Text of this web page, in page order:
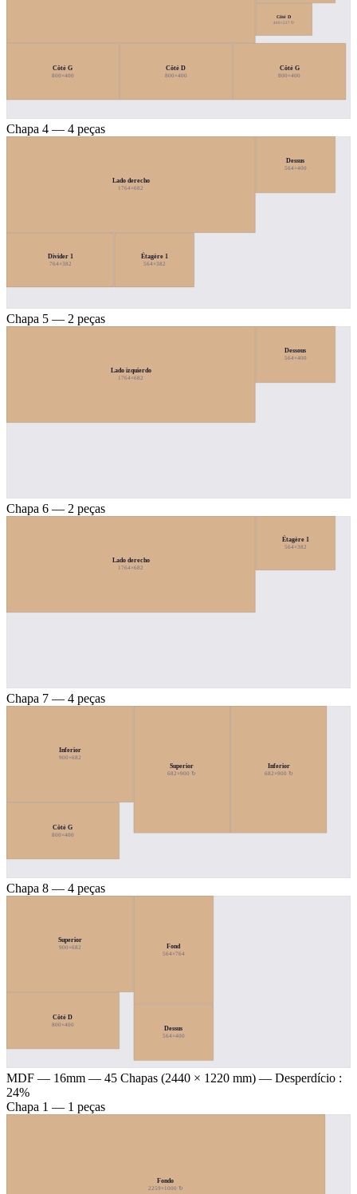
Côté G
800×400
Côté D
800×400
Côté G
800×400
Côté D
400×227 ↻
Chapa 4 — 4 peças
Lado derecho
1764×682
Divider 1
764×382
Dessus
564×400
Étagère 1
564×382
Chapa 5 — 2 peças
Lado izquierdo
1764×682
Dessous
564×400
Chapa 6 — 2 peças
Lado derecho
1764×682
Étagère 1
564×382
Chapa 7 — 4 peças
Inferior
900×682
Superior
682×900 ↻
Inferior
682×900 ↻
Côté G
800×400
Chapa 8 — 4 peças
Superior
900×682
Côté D
800×400
Fond
564×764
Dessus
564×400
MDF — 16mm — 45 Chapas (2440 × 1220 mm) — Desperdício :
24%
Chapa 1 — 1 peças
Fondo
2259×1000 ↻